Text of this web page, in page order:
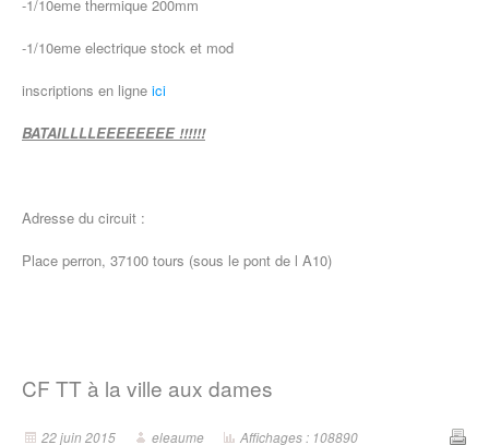
-1/10eme thermique 200mm
-1/10eme electrique stock et mod
inscriptions en ligne ici
BATAILLLLEEEEEEEE !!!!!!
Adresse du circuit :
Place perron, 37100 tours (sous le pont de l A10)
CF TT à la ville aux dames
22 juin 2015 eleaume Affichages : 108890